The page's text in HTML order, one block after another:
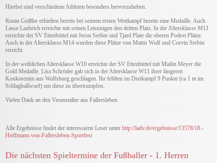
Hierbei sind verschiedene Athleten besonders hervorzuheben.
Ronin Geißler erhielten bereits bei seinem ersten Wettkampf bereits eine Medaille. Auch
Lasse Laubrich erreichte mit seinen Leistungen den dritten Platz. In der Altersklasse M11
erreichte der SV Ettenbüttel mit Jeron Serbin und Tjard Plate die oberen Podest Plätze.
Auch in der Altersklasse M14 wurden diese Plätze von Mattis Wulf und Corvin Serbin
erreicht.
In der weiblichen Altersklasse W10 erreichte der SV Ettenbüttel mit Mailin Meyer die
Gold Medaille. Lisa Schröder gab sich in der Altersklasse W11 ihrer längeren
Konkorentin aus Wolfsburg geschlagen. Ihr fehlten im Dreikampf 9 Punkte (ca 1 m im
Schlagballwurf) um diese zu übertrumpfen.
Vielen Dank an den Veranstalter aus Fallersleben.
Alle Ergebnisse findet der interessierte Leser unterhttp://ladv.de/ergebnisse/13578/18.-
Hoffmann-von-Fallersleben-Sportfest
Die nächsten Spieltermine der Fußballer - 1. Herren